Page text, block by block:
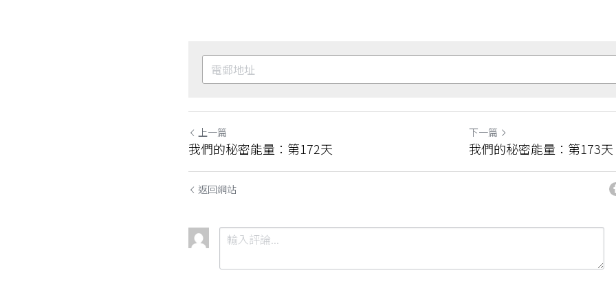
上一篇
我們的秘密能量：第172天
下一篇
我們的秘密能量：第173天
返回網站